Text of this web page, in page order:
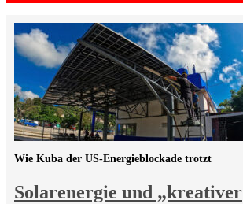
Solarenergie und „kreativer
Wie Kuba der US-Energieblockade trotzt